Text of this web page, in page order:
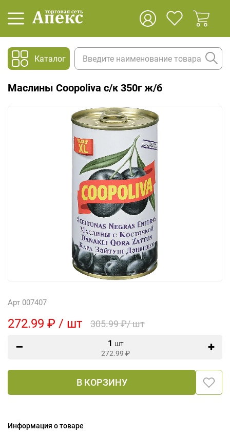
Каталог
Маслины Coopoliva с/к 350г ж/б
Арт 007407
272.99 ₽ / шт 305.99 ₽/ шт
1 шт
272.99 ₽
В КОРЗИНУ
Информация о товаре